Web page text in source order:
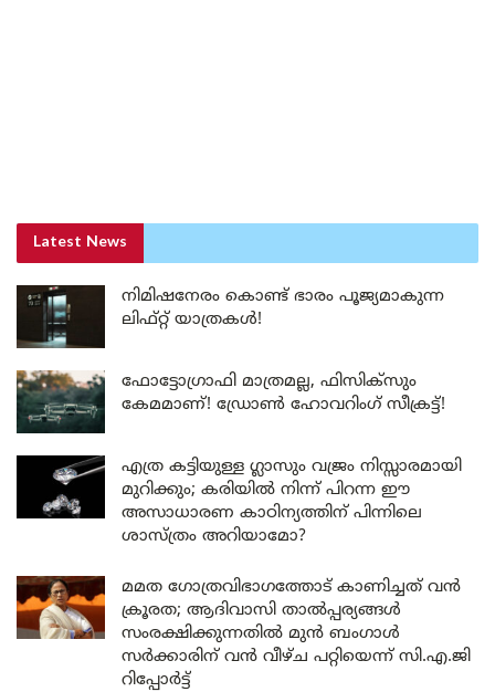
Latest News
നിമിഷനേരം കൊണ്ട് ഭാരം പൂജ്യമാകുന്ന
ലിഫ്റ്റ് യാത്രകൾ!
ഫോട്ടോഗ്രാഫി മാത്രമല്ല, ഫിസിക്സും
കേമമാണ്! ഡ്രോൺ ഹോവറിംഗ് സീക്രട്ട്!
എത്ര കട്ടിയുള്ള ഗ്ലാസും വജ്രം നിസ്സാരമായി
മുറിക്കും; കരിയിൽ നിന്ന് പിറന്ന ഈ
അസാധാരണ കാഠിന്യത്തിന് പിന്നിലെ
ശാസ്ത്രം അറിയാമോ?
മമത ഗോത്രവിഭാഗത്തോട് കാണിച്ചത് വൻ
ക്രൂരത; ആദിവാസി താൽപ്പര്യങ്ങൾ
സംരക്ഷിക്കുന്നതിൽ മുൻ ബംഗാൾ
സർക്കാരിന് വൻ വീഴ്ച പറ്റിയെന്ന് സി.എ.ജി
റിപ്പോർട്ട്